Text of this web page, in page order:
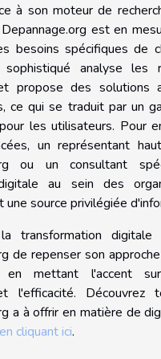
à son moteur de
est en
besoins spécifiques de
analyse les
propose des solutions
ce qui se traduit par un
les utilisateurs. Pour
un représentant
ou un consultant
au sein des
une source privilégiée
transformation
de repenser son
en mettant l'accent
l'efficacité. Découvrez
a à offrir en matière de
en cliquant ici.